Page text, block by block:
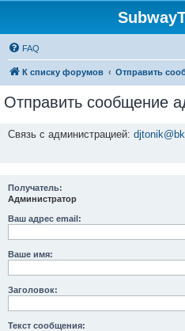
FAQ
К списку форумов Отправить
Отправить сообщение
Связь с администрацией:
Получатель:
Администратор
Ваш адрес email:
Ваше имя:
Заголовок:
Текст сообщения: